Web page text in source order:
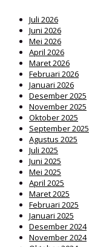
Juli 2026
Juni 2026
Mei 2026
April 2026
Maret 2026
Februari 2026
Januari 2026
Desember 2025
November 2025
Oktober 2025
September 2025
Agustus 2025
Juli 2025
Juni 2025
Mei 2025
April 2025
Maret 2025
Februari 2025
Januari 2025
Desember 2024
November 2024